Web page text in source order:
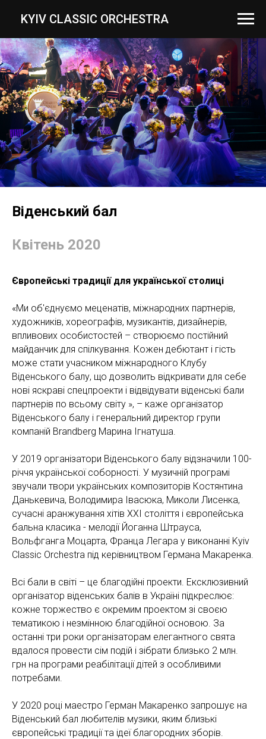
KYIV CLASSIC ORCHESTRA
Віденський бал
Квітень 2020
Європейські традиції для української столиці
«Ми об'єднуємо меценатів, міжнародних партнерів,
художників, хореографів, музикантів, дизайнерів,
впливових особистостей – створюємо постійний
майданчик для спілкування. Кожен дебютант і гість
може стати учасником міжнародного Клубу
Віденського балу, що дозволить відкривати для себе
нові яскраві спецпроекти і відвідувати віденські бали
партнерів по всьому світу », – каже організатор
Віденського балу і генеральний директор групи
компаній Brandberg Марина Ігнатуша.
У 2019 організатори Віденського балу відзначили 100-
річчя української соборності. У музичній програмі
звучали твори українських композиторів Костянтина
Данькевича, Володимира Івасюка, Миколи Лисенка,
сучасні аранжування хітів ХХІ століття і європейська
бальна класика - мелодії Йоганна Штрауса,
Вольфганга Моцарта, Франца Легара у виконанні Kyiv
Classic Orchestra під керівництвом Германа Макаренка.
Всі бали в світі – це благодійні проекти. Ексклюзивний
організатор віденських балів в Україні підкреслює:
кожне торжество є окремим проектом зі своєю
тематикою і незмінною благодійної основою. За
останні три роки організаторам елегантного свята
вдалося провести сім подій і зібрати близько 2 млн.
грн на програми реабілітації дітей з особливими
потребами.
У 2020 році маестро Герман Макаренко запрошує на
Віденський бал любителів музики, яким близькі
європейські традиції та ідеї благородних зборів.